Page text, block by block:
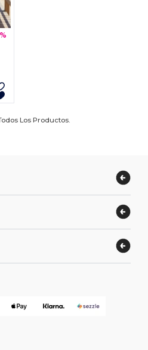
Los Productos.